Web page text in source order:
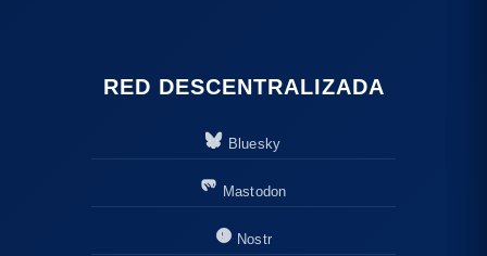
RED DESCENTRALIZADA
Bluesky
Mastodon
Nostr